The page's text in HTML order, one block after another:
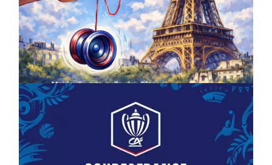
COMPÉTITIONS CULTURE EN FAMILLE JEUNESSE & SPORTS
Championnat de France de la FYYA
le 18 avril – Paris 14e
On18/03/2026byWebmaster2Risi